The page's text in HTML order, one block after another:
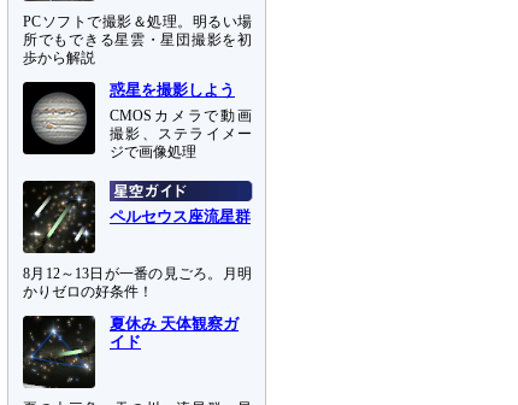
PCソフトで撮影＆処理。明るい場
所でもできる星雲・星団撮影を初
歩から解説
惑星を撮影しよう
CMOSカメラで動画
撮影、ステライメー
ジで画像処理
ペルセウス座流星群
8月12～13日が一番の見ごろ。月明
かりゼロの好条件！
夏休み 天体観察ガ
イド